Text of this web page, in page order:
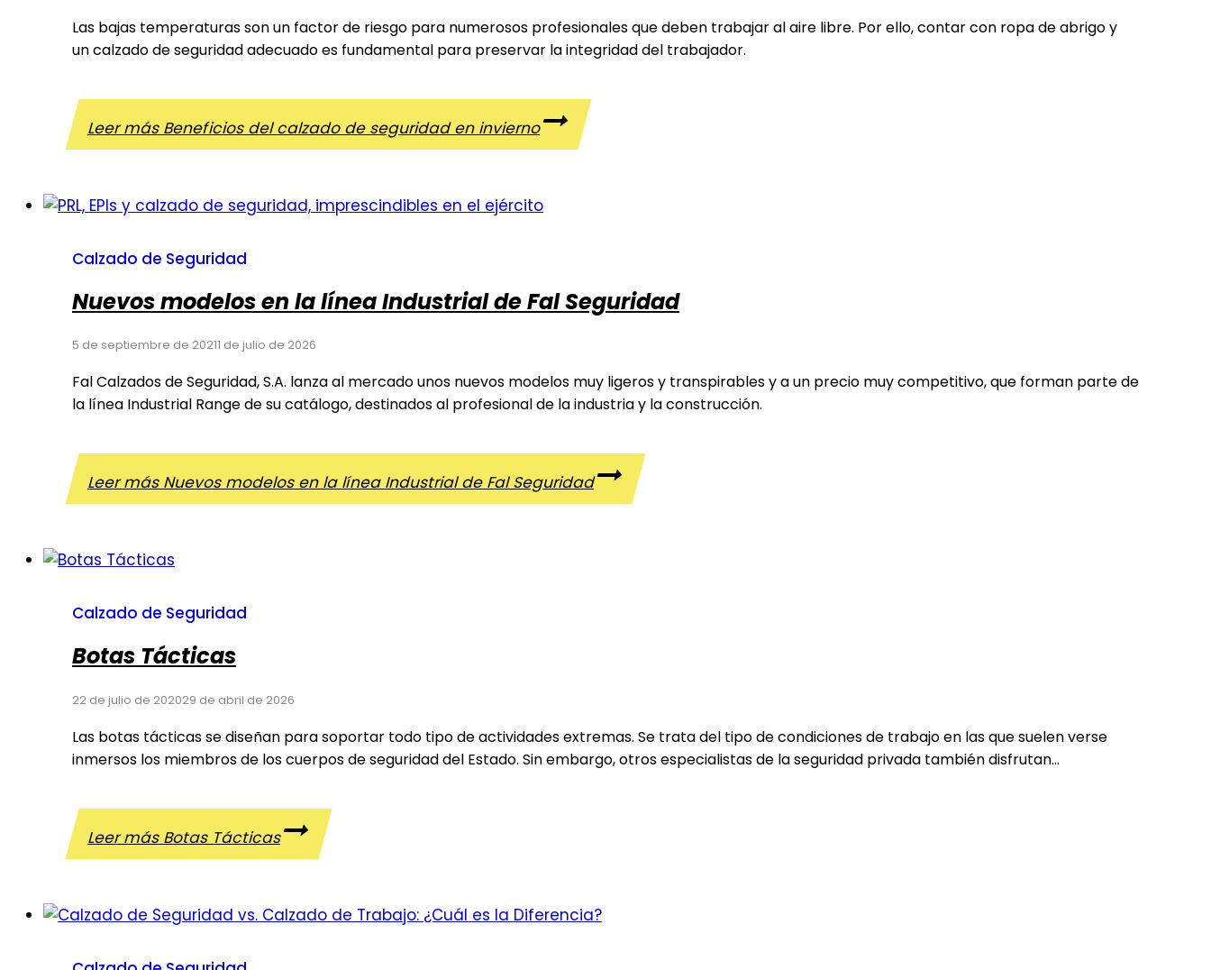
Las bajas temperaturas son un factor de riesgo para numerosos profesionales que deben trabajar al aire libre. Por ello, contar con ropa de abrigo y
un calzado de seguridad adecuado es fundamental para preservar la integridad del trabajador.
Leer másBeneficios del calzado de seguridad en invierno
Calzado de Seguridad
Nuevos modelos en la línea Industrial de Fal Seguridad
5 de septiembre de 20211 de julio de 2026
Fal Calzados de Seguridad, S.A. lanza al mercado unos nuevos modelos muy ligeros y transpirables y a un precio muy competitivo, que forman parte de
la línea Industrial Range de su catálogo, destinados al profesional de la industria y la construcción.
Leer másNuevos modelos en la línea Industrial de Fal Seguridad
Calzado de Seguridad
Botas Tácticas
22 de julio de 202029 de abril de 2026
Las botas tácticas se diseñan para soportar todo tipo de actividades extremas. Se trata del tipo de condiciones de trabajo en las que suelen verse
inmersos los miembros de los cuerpos de seguridad del Estado. Sin embargo, otros especialistas de la seguridad privada también disfrutan…
Leer másBotas Tácticas